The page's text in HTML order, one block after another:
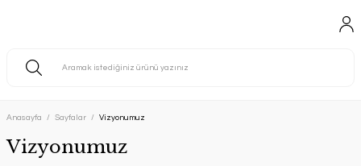
Anasayfa Sayfalar Vizyonumuz
Vizyonumuz